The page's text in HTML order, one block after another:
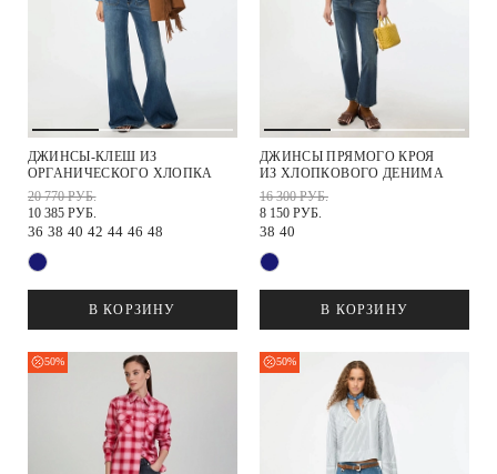
ДЖИНСЫ-КЛЕШ ИЗ
ОРГАНИЧЕСКОГО ХЛОПКА
20 770 РУБ.
10 385 РУБ.
36 38 40 42 44 46 48
В КОРЗИНУ
ДЖИНСЫ ПРЯМОГО КРОЯ
ИЗ ХЛОПКОВОГО ДЕНИМА
16 300 РУБ.
8 150 РУБ.
38 40
В КОРЗИНУ
50% 50%